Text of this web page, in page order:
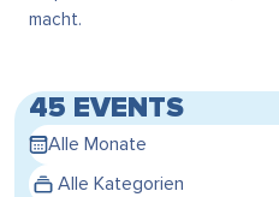
macht.
45 EVENTS
Alle Monate
Alle Kategorien